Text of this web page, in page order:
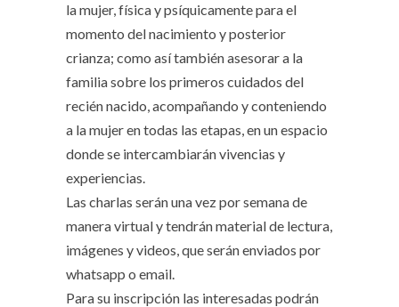
la mujer, física y psíquicamente para el
momento del nacimiento y posterior
crianza; como así también asesorar a la
familia sobre los primeros cuidados del
recién nacido, acompañando y conteniendo
a la mujer en todas las etapas, en un espacio
donde se intercambiarán vivencias y
experiencias.
Las charlas serán una vez por semana de
manera virtual y tendrán material de lectura,
imágenes y videos, que serán enviados por
whatsapp o email.
Para su inscripción las interesadas podrán